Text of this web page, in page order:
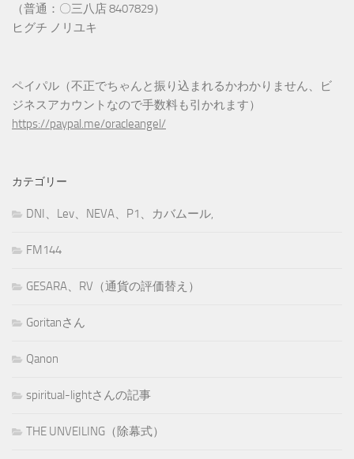
（普通：〇三八店 8407829）
ヒグチ ノリユキ
ペイパル（不正でちゃんと振り込まれるかわかりません、ビ
ジネスアカウントなので手数料も引かれます）
https://paypal.me/oracleangel/
カテゴリー
DNI、Lev、NEVA、P1、カバムール,
FM144
GESARA、RV（通貨の評価替え）
Goritanさん
Qanon
spiritual-lightさんの記事
THE UNVEILING（除幕式）